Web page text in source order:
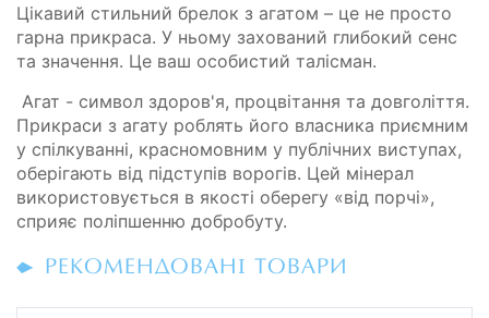
Цікавий стильний брелок з агатом – це не просто
гарна прикраса. У ньому захований глибокий сенс
та значення. Це ваш особистий талісман.
Агат - символ здоров'я, процвітання та довголіття.
Прикраси з агату роблять його власника приємним
у спілкуванні, красномовним у публічних виступах,
оберігають від підступів ворогів. Цей мінерал
використовується в якості оберегу «від порчі»,
сприяє поліпшенню добробуту.
РЕКОМЕНДОВАНІ ТОВАРИ